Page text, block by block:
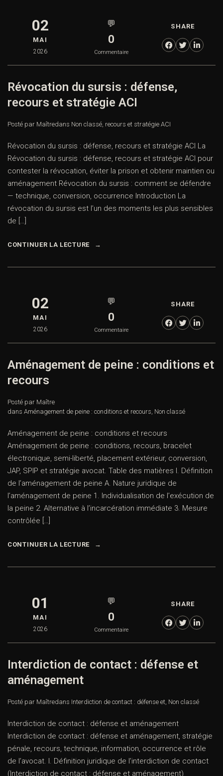
02
MAI
2026
💬
0
Commentaire
SHARE
Révocation du sursis : défense,
recours et stratégie ACI
Posté par Maîtredans Non classé, recours et stratégie ACI
Révocation du sursis : défense, recours et stratégie ACI La
Révocation du sursis : défense, recours et stratégie ACI pour
contester la révocation, éviter la prison et obtenir maintien ou
aménagement Révocation du sursis : comment se défendre
— technique, conversion, occurrence Introduction La
révocation du sursis est l’un des moments les plus sensibles
de […]
CONTINUER LA LECTURE
02
MAI
2026
💬
0
Commentaire
SHARE
Aménagement de peine : conditions et
recours
Posté par Maître
dans Aménagement de peine : conditions et recours, Non classé
Aménagement de peine : conditions et recours
Aménagement de peine : conditions, recours, bracelet
électronique, semi-liberté, placement extérieur, conversion,
JAP, SPIP et stratégie avocat. Table des matières I. Définition
de l’aménagement de peine A. Nature juridique de
l’aménagement de peine 1. Individualisation de l’exécution de
la peine 2. Alternative à l’incarcération immédiate 3. Mesure
contrôlée […]
CONTINUER LA LECTURE
01
MAI
2026
💬
0
Commentaire
SHARE
Interdiction de contact : défense et
aménagement
Posté par Maîtredans Interdiction de contact : défense et, Non classé
Interdiction de contact : défense et aménagement
Interdiction de contact : défense et aménagement, stratégie
pénale, recours, technique, information, occurrence et rôle
de l’avocat. I. Définition juridique de l’interdiction de contact
(Interdiction de contact : défense et aménagement)